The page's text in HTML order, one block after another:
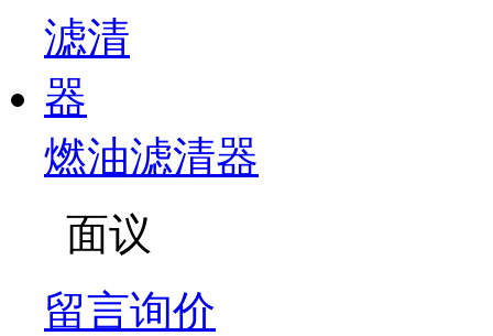
燃油滤清器
面议
留言询价